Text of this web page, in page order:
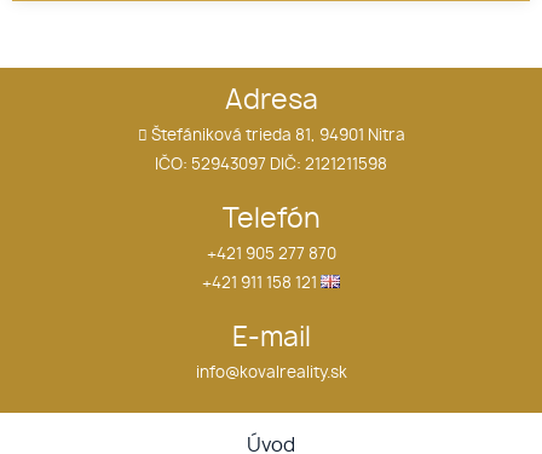
Adresa
Štefániková trieda 81, 94901 Nitra
IČO: 52943097 DIČ: 2121211598
Telefón
+421 905 277 870
+421 911 158 121
E-mail
info@kovalreality.sk
Úvod